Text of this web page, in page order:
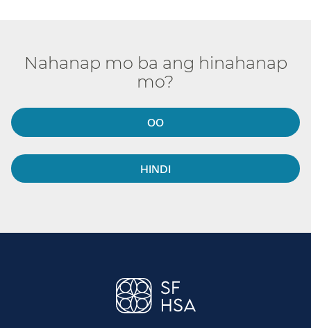
Nahanap mo ba ang hinahanap
mo?​​
OO​​
HINDI​​